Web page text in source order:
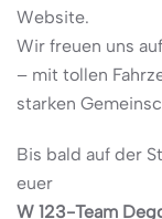
Website.
Wir freuen uns
– mit tollen
starken
Bis bald auf der
euer
W 123-Team